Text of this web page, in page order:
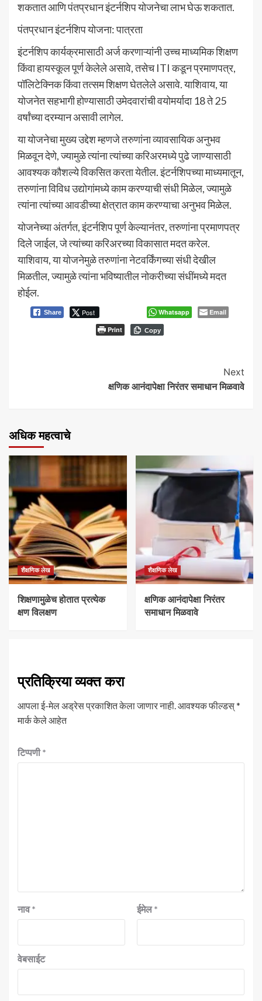
शकतात आणि पंतप्रधान इंटर्नशिप योजनेचा लाभ घेऊ शकतात.
पंतप्रधान इंटर्नशिप योजना: पात्रता
इंटर्नशिप कार्यक्रमासाठी अर्ज करणाऱ्यांनी उच्च माध्यमिक शिक्षण
किंवा हायस्कूल पूर्ण केलेले असावे, तसेच ITI कडून प्रमाणपत्र,
पॉलिटेक्निक किंवा तत्सम शिक्षण घेतलेले असावे. याशिवाय, या
योजनेत सहभागी होण्यासाठी उमेदवारांची वयोमर्यादा 18 ते 25
वर्षांच्या दरम्यान असावी लागेल.
या योजनेचा मुख्य उद्देश म्हणजे तरुणांना व्यावसायिक अनुभव
मिळवून देणे, ज्यामुळे त्यांना त्यांच्या करिअरमध्ये पुढे जाण्यासाठी
आवश्यक कौशल्ये विकसित करता येतील. इंटर्नशिपच्या माध्यमातून,
तरुणांना विविध उद्योगांमध्ये काम करण्याची संधी मिळेल, ज्यामुळे
त्यांना त्यांच्या आवडीच्या क्षेत्रात काम करण्याचा अनुभव मिळेल.
योजनेच्या अंतर्गत, इंटर्नशिप पूर्ण केल्यानंतर, तरुणांना प्रमाणपत्र
दिले जाईल, जे त्यांच्या करिअरच्या विकासात मदत करेल.
याशिवाय, या योजनेमुळे तरुणांना नेटवर्किंगच्या संधी देखील
मिळतील, ज्यामुळे त्यांना भविष्यातील नोकरीच्या संधींमध्ये मदत
होईल.
Share Post Whatsapp
Email
Print
Copy
Next
क्षणिक आनंदापेक्षा निरंतर समाधान मिळवावे
अधिक महत्वाचे
शैक्षणिक लेख
शिक्षणामुळेच होतात प्रत्येक
क्षण विलक्षण
शैक्षणिक लेख
क्षणिक आनंदापेक्षा निरंतर
समाधान मिळवावे
प्रतिक्रिया व्यक्त करा
आपला ई-मेल अड्रेस प्रकाशित केला जाणार नाही.आवश्यक फील्डस्*
मार्क केले आहेत
टिप्पणी*
नाव* ईमेल*
वेबसाईट